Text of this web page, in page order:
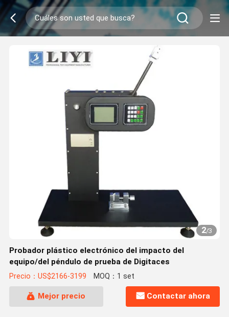
2/3
Probador plástico electrónico del impacto del
equipo/del péndulo de prueba de Digitaces
Precio：US$2166-3199 MOQ：1 set
Mejor precio Contactar ahora